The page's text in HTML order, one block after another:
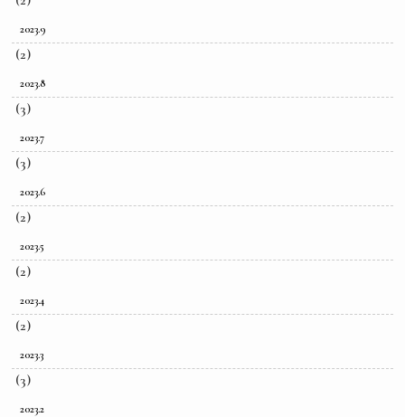
2023.9
(2)
2023.8
(3)
2023.7
(3)
2023.6
(2)
2023.5
(2)
2023.4
(2)
2023.3
(3)
2023.2